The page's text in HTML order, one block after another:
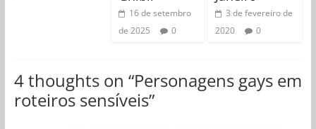
16 de setembro
de 2025
0
3 de fevereiro de
2020
0
4 thoughts on “Personagens gays em
roteiros sensíveis”